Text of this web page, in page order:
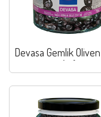
Devasa Gemlik
Art)